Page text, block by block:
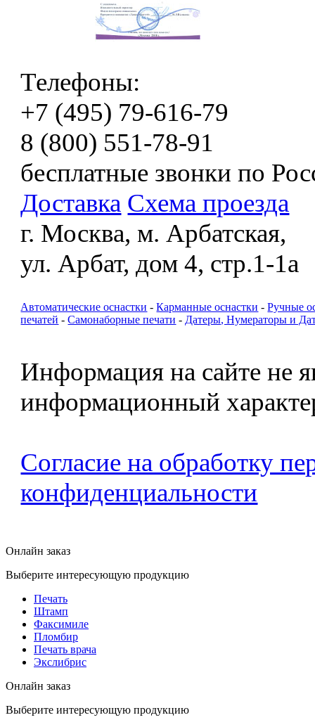
Телефоны:
+7 (495) 79-616-79
8 (800) 551-78-91
бесплатные звонки по
Доставка Схема проезда
г. Москва, м. Арбатская,
ул. Арбат, дом 4, стр.1-1а
Автоматические оснастки -Карманные оснастки -Ручные
печатей -Самонаборные печати - Датеры, Нумераторы и
Информация на сайте не
информационный
Согласие на обработку
конфиденциальности
Онлайн заказ
Выберите интересующую продукцию
Печать
Штамп
Факсимиле
Пломбир
Печать врача
Экслибрис
Онлайн заказ
Выберите интересующую продукцию